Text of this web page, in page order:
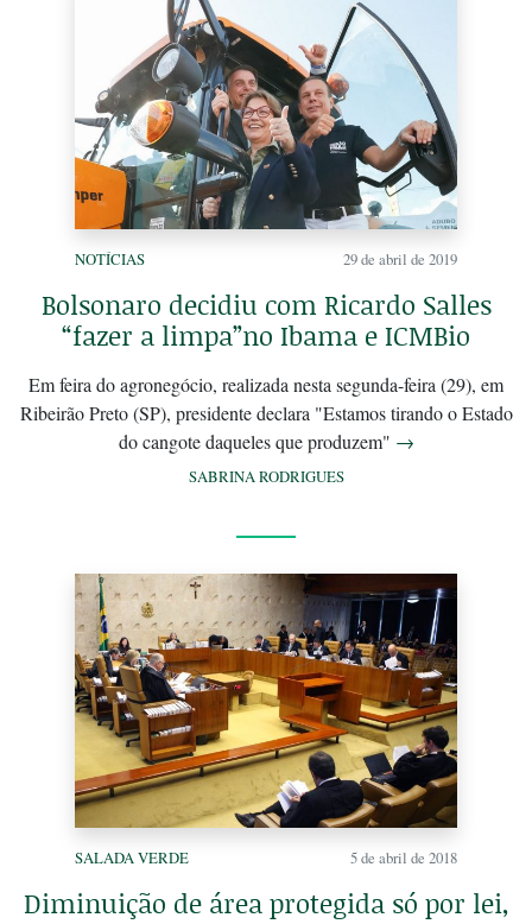
NOTÍCIAS 29 de abril de 2019
Bolsonaro decidiu com Ricardo Salles
“fazer a limpa”no Ibama e ICMBio
Em feira do agronegócio, realizada nesta segunda-feira (29), em
Ribeirão Preto (SP), presidente declara "Estamos tirando o Estado
do cangote daqueles que produzem" →
SABRINA RODRIGUES
SALADA VERDE 5 de abril de 2018
Diminuição de área protegida só por lei,